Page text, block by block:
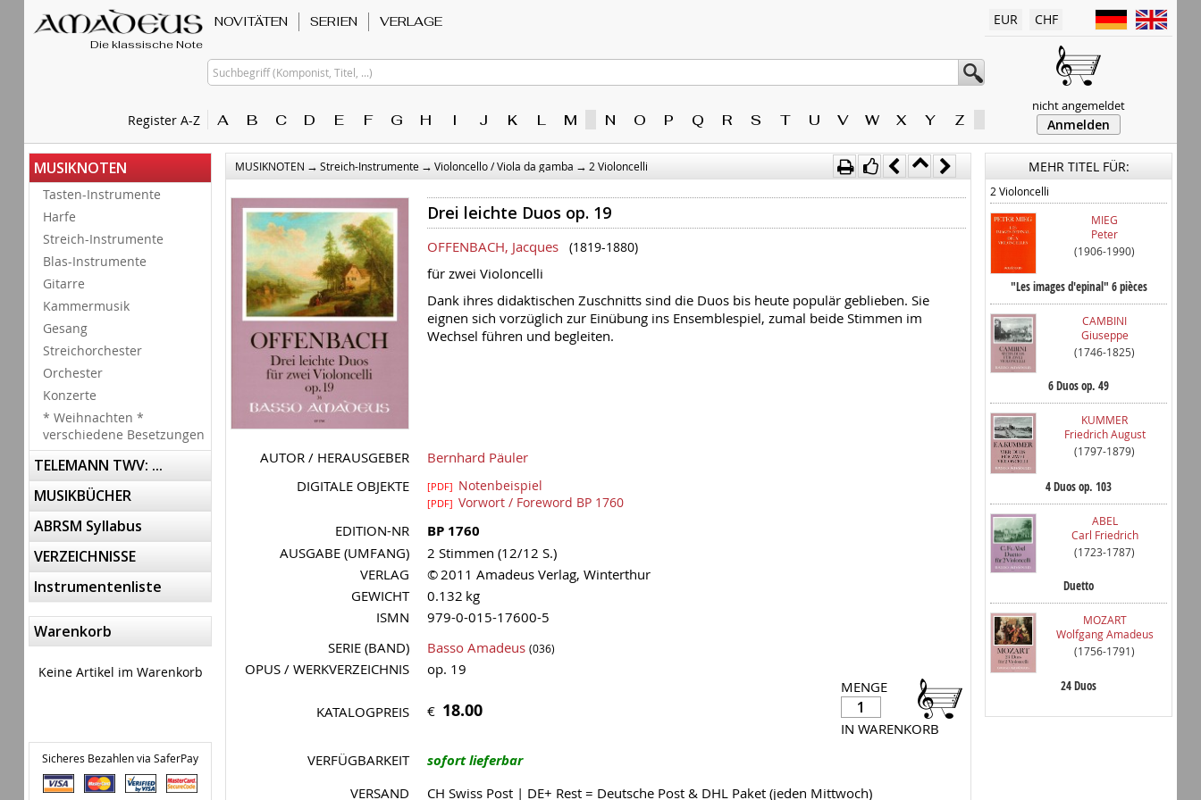
Die klassische Note
Register A-Z
NOVITÄTEN SERIEN VERLAGE
Suchbegriff (Komponist, Titel, ...)
A B C D E F G H I J K L M N O P Q R S T U V W X Y Z
EUR CHF
nicht angemeldet
Anmelden
MUSIKNOTEN
Tasten-Instrumente
Harfe
Streich-Instrumente
Blas-Instrumente
Gitarre
Kammermusik
Gesang
Streichorchester
Orchester
Konzerte
* Weihnachten *
verschiedene Besetzungen
TELEMANN TWV: ...
MUSIKBÜCHER
ABRSM Syllabus
VERZEICHNISSE
Instrumentenliste
Warenkorb
Keine Artikel im Warenkorb
Sicheres Bezahlen via SaferPay
MUSIKNOTEN → Streich-Instrumente → Violoncello / Viola da gamba → 2 Violoncelli
Drei leichte Duos op. 19
OFFENBACH, Jacques (1819-1880)
für zwei Violoncelli
Dank ihres didaktischen Zuschnitts sind die Duos bis heute populär geblieben. Sie
eignen sich vorzüglich zur Einübung ins Ensemblespiel, zumal beide Stimmen im
Wechsel führen und begleiten.
AUTOR / HERAUSGEBER
Bernhard Päuler
DIGITALE OBJEKTE
[PDF] Notenbeispiel
[PDF] Vorwort / Foreword BP 1760
EDITION-NR BP 1760
AUSGABE (UMFANG)
2 Stimmen (12/12 S.)
VERLAG
© 2011 Amadeus Verlag, Winterthur
GEWICHT
0.132 kg
ISMN
979-0-015-17600-5
SERIE (BAND)
Basso Amadeus (036)
OPUS / WERKVERZEICHNIS
op. 19
MENGE
IN WARENKORB
KATALOGPREIS € 18.00
VERFÜGBARKEIT sofort lieferbar
VERSAND CH Swiss Post | DE+ Rest = Deutsche Post & DHL Paket (jeden Mittwoch)
MEHR TITEL FÜR:
2 Violoncelli
MIEG
Peter
(1906-1990)
"Les images d'epinal" 6 pièces
CAMBINI
Giuseppe
(1746-1825)
6 Duos op. 49
KUMMER
Friedrich August
(1797-1879)
4 Duos op. 103
ABEL
Carl Friedrich
(1723-1787)
Duetto
MOZART
Wolfgang Amadeus
(1756-1791)
24 Duos